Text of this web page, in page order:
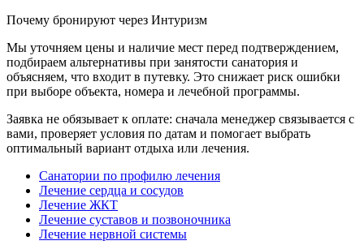
Почему бронируют через Интуризм
Мы уточняем цены и наличие мест перед подтверждением,
подбираем альтернативы при занятости санатория и
объясняем, что входит в путевку. Это снижает риск ошибки
при выборе объекта, номера и лечебной программы.
Заявка не обязывает к оплате: сначала менеджер связывается с
вами, проверяет условия по датам и помогает выбрать
оптимальный вариант отдыха или лечения.
Санатории по профилю лечения
Лечение сердца и сосудов
Лечение ЖКТ
Лечение суставов и позвоночника
Лечение нервной системы